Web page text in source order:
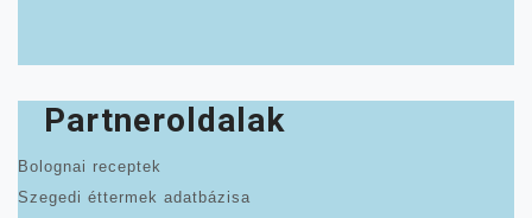
Partneroldalak
Bolognai receptek
Szegedi éttermek adatbázisa